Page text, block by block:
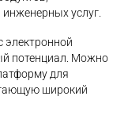
инженерных услуг.
электронной
потенциал. Можно
для
широкий